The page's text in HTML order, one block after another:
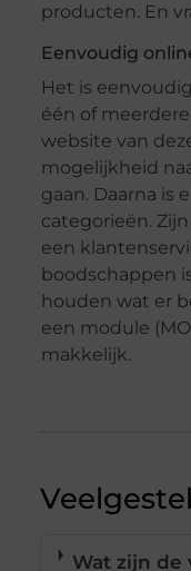
producten. En
Eenvoudig
Het is
één of
website van
mogelijkheid
gaan. Daarna is
categorieën.
een
boodschappen
houden wat er
een module
makkelijk.
Wat zijn de